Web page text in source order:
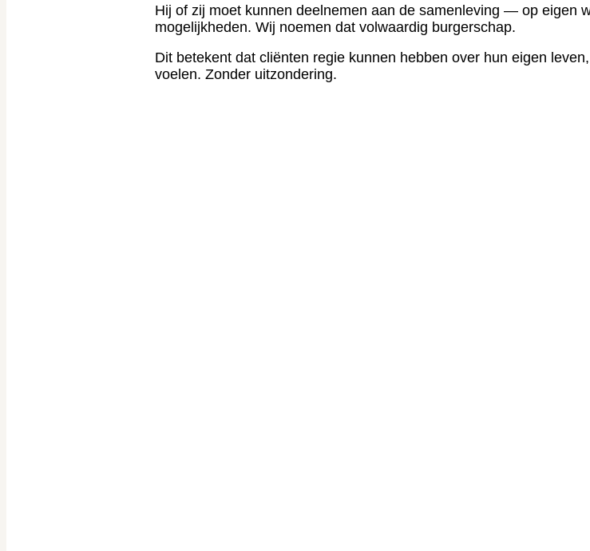
Hij of zij moet kunnen deelnemen aan de samenleving — op eigen
mogelijkheden. Wij noemen dat volwaardig burgerschap.
Dit betekent dat cliënten regie kunnen hebben over hun eigen
voelen. Zonder uitzondering.